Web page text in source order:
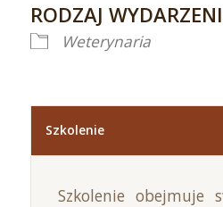
RODZAJ
Weterynaria
Szkolenie
Szkolenie obejmuje